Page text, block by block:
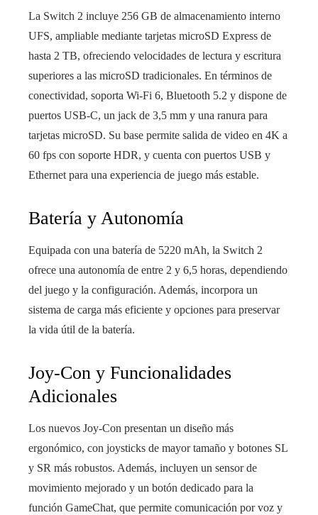
La Switch 2 incluye 256 GB de almacenamiento interno
UFS, ampliable mediante tarjetas microSD Express de
hasta 2 TB, ofreciendo velocidades de lectura y escritura
superiores a las microSD tradicionales. En términos de
conectividad, soporta Wi-Fi 6, Bluetooth 5.2 y dispone de
puertos USB-C, un jack de 3,5 mm y una ranura para
tarjetas microSD. Su base permite salida de video en 4K a
60 fps con soporte HDR, y cuenta con puertos USB y
Ethernet para una experiencia de juego más estable.
Batería y Autonomía
Equipada con una batería de 5220 mAh, la Switch 2
ofrece una autonomía de entre 2 y 6,5 horas, dependiendo
del juego y la configuración. Además, incorpora un
sistema de carga más eficiente y opciones para preservar
la vida útil de la batería.
Joy-Con y Funcionalidades
Adicionales
Los nuevos Joy-Con presentan un diseño más
ergonómico, con joysticks de mayor tamaño y botones SL
y SR más robustos. Además, incluyen un sensor de
movimiento mejorado y un botón dedicado para la
función GameChat, que permite comunicación por voz y